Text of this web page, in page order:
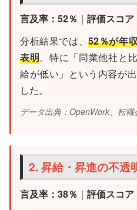
言及率：52％ ｜ 評価スコア
分析結果では、52％が年
表明。特に「同業他社と
給が低い」という内容が
した。
データ出典：OpenWork、転職
2. 昇給・昇進の不透
言及率：38％ ｜ 評価スコア